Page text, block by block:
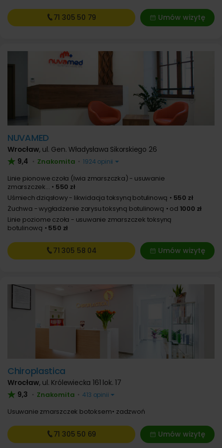
Umów wizytę
71 305 50 79
NUVAMED
Wrocław, ul. Gen. Władysława Sikorskiego 26
9,4 • Znakomita • 1924 opinii
Linie pionowe czoła (lwia zmarszczka) - usuwanie
zmarszczek...
550 zł
Uśmiech dziąsłowy - likwidacja toksyną botulinową
550 zł
Żuchwa - wygładzenie zarysu toksyną botulinową
od 1000 zł
Linie poziome czoła - usuwanie zmarszczek toksyną
botulinową
550 zł
Umów wizytę
71 305 58 04
Chiroplastica
Wrocław, ul. Królewiecka 161 lok. 17
9,3 • Znakomita • 413 opinii
Usuwanie zmarszczek botoksem zadzwoń
Umów wizytę
71 305 50 69